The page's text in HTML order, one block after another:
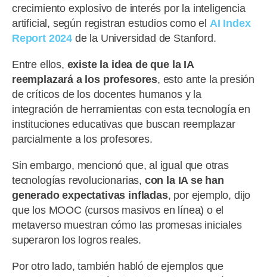
crecimiento explosivo de interés por la inteligencia
artificial, según registran estudios como el AI Index
Report 2024 de la Universidad de Stanford.
Entre ellos, existe la idea de que la IA
reemplazará a los profesores, esto ante la presión
de críticos de los docentes humanos y la
integración de herramientas con esta tecnología en
instituciones educativas que buscan reemplazar
parcialmente a los profesores.
Sin embargo, mencionó que, al igual que otras
tecnologías revolucionarias, con la IA se han
generado expectativas infladas, por ejemplo, dijo
que los MOOC (cursos masivos en línea) o el
metaverso muestran cómo las promesas iniciales
superaron los logros reales.
Por otro lado, también habló de ejemplos que